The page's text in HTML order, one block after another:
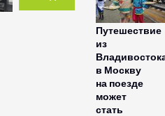
Путешествие
из
в Москву
на поезде
может
стать